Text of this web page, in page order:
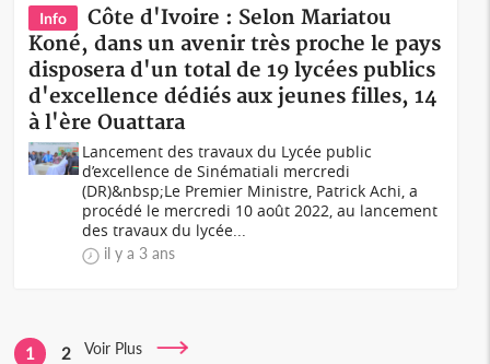
Info
Côte d'Ivoire : Selon Mariatou
Koné, dans un avenir très proche le pays
disposera d'un total de 19 lycées publics
d'excellence dédiés aux jeunes filles, 14
à l'ère Ouattara
Lancement des travaux du Lycée public
d’excellence de Sinématiali mercredi
(DR)&nbsp;Le Premier Ministre, Patrick Achi, a
procédé le mercredi 10 août 2022, au lancement
des travaux du lycée...
il y a 3 ans
1 2 Voir Plus